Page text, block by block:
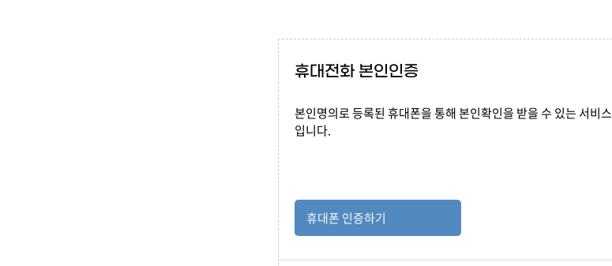
휴대전화 본인인증
본인명의로 등록된 휴대폰을 통해 본인확인을 받을 수 있는 서비스
입니다.
휴대폰 인증하기